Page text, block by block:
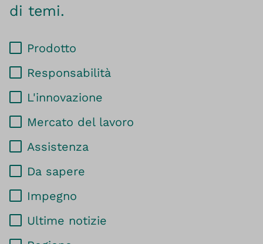
di temi.
Prodotto
Responsabilità
L'innovazione
Mercato del lavoro
Assistenza
Da sapere
Impegno
Ultime notizie